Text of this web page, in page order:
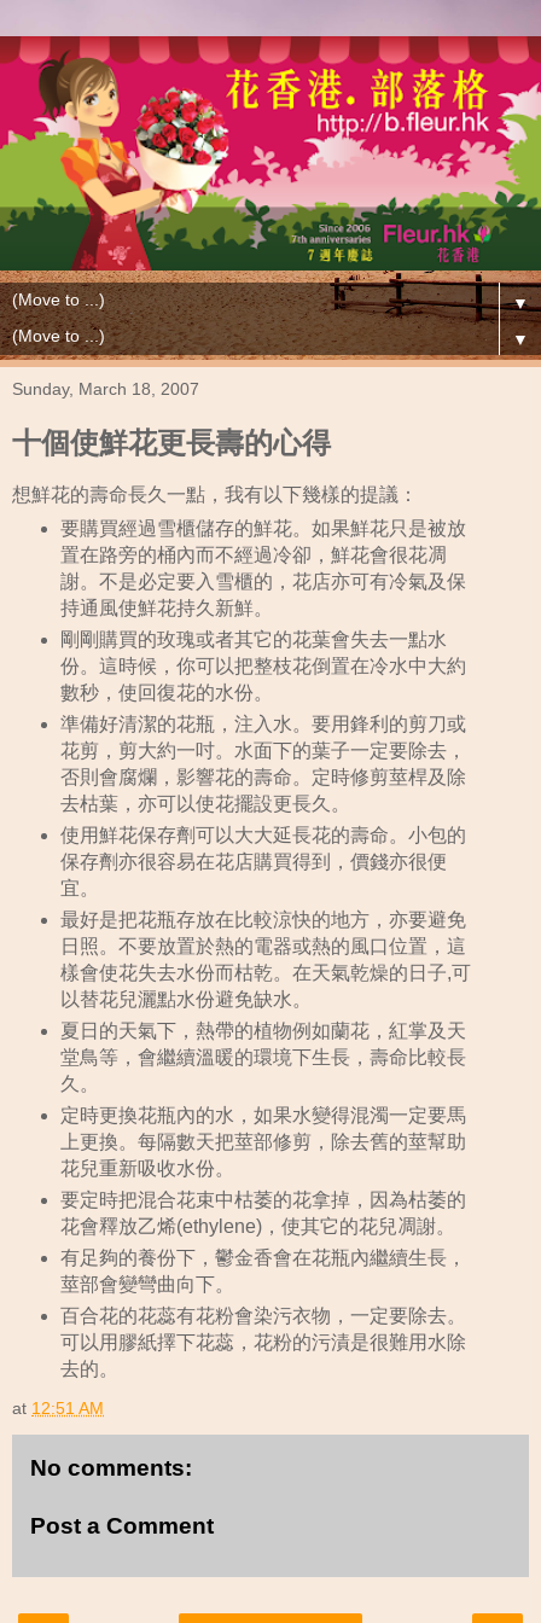
▼
▼
Sunday, March 18, 2007
十個使鮮花更長壽的心得
想鮮花的壽命長久一點，我有以下幾樣的提議：
要購買經過雪櫃儲存的鮮花。如果鮮花只是被放
置在路旁的桶內而不經過冷卻，鮮花會很花凋
謝。不是必定要入雪櫃的，花店亦可有冷氣及保
持通風使鮮花持久新鮮。
剛剛購買的玫瑰或者其它的花葉會失去一點水
份。這時候，你可以把整枝花倒置在冷水中大約
數秒，使回復花的水份。
準備好清潔的花瓶，注入水。要用鋒利的剪刀或
花剪，剪大約一吋。水面下的葉子一定要除去，
否則會腐爛，影響花的壽命。定時修剪莖桿及除
去枯葉，亦可以使花擺設更長久。
使用鮮花保存劑可以大大延長花的壽命。小包的
保存劑亦很容易在花店購買得到，價錢亦很便
宜。
最好是把花瓶存放在比較涼快的地方，亦要避免
日照。不要放置於熱的電器或熱的風口位置，這
樣會使花失去水份而枯乾。在天氣乾燥的日子,可
以替花兒灑點水份避免缺水。
夏日的天氣下，熱帶的植物例如蘭花，紅掌及天
堂鳥等，會繼續溫暖的環境下生長，壽命比較長
久。
定時更換花瓶內的水，如果水變得混濁一定要馬
上更換。每隔數天把莖部修剪，除去舊的莖幫助
花兒重新吸收水份。
要定時把混合花束中枯萎的花拿掉，因為枯萎的
花會釋放乙烯(ethylene)，使其它的花兒凋謝。
有足夠的養份下，鬱金香會在花瓶內繼續生長，
莖部會變彎曲向下。
百合花的花蕊有花粉會染污衣物，一定要除去。
可以用膠紙擇下花蕊，花粉的污漬是很難用水除
去的。
at 12:51 AM
No comments:
Post a Comment